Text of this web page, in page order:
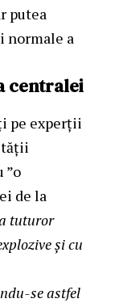
putea
normale a
centralei
pe experții
”o
de la
tuturor
și cu
se astfel